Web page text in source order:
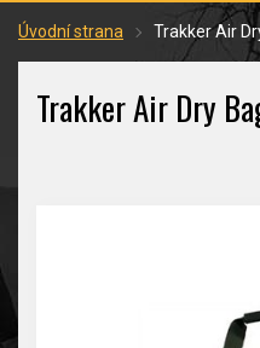
Úvodní strana Trakker Air
Trakker Air Dry